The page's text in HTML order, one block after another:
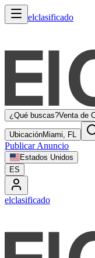
elclasificado
¿Qué buscas?Venta de
UbicaciónMiami, FL
Publicar Anuncio
Estados Unidos
ES
elclasificado